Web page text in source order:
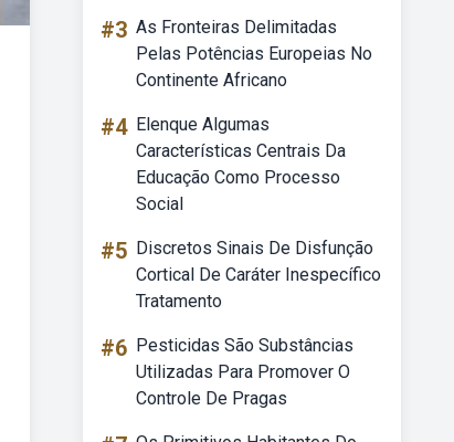
#3 As Fronteiras Delimitadas
Pelas Potências Europeias No
Continente Africano
#4 Elenque Algumas
Características Centrais Da
Educação Como Processo
Social
#5 Discretos Sinais De Disfunção
Cortical De Caráter Inespecífico
Tratamento
#6 Pesticidas São Substâncias
Utilizadas Para Promover O
Controle De Pragas